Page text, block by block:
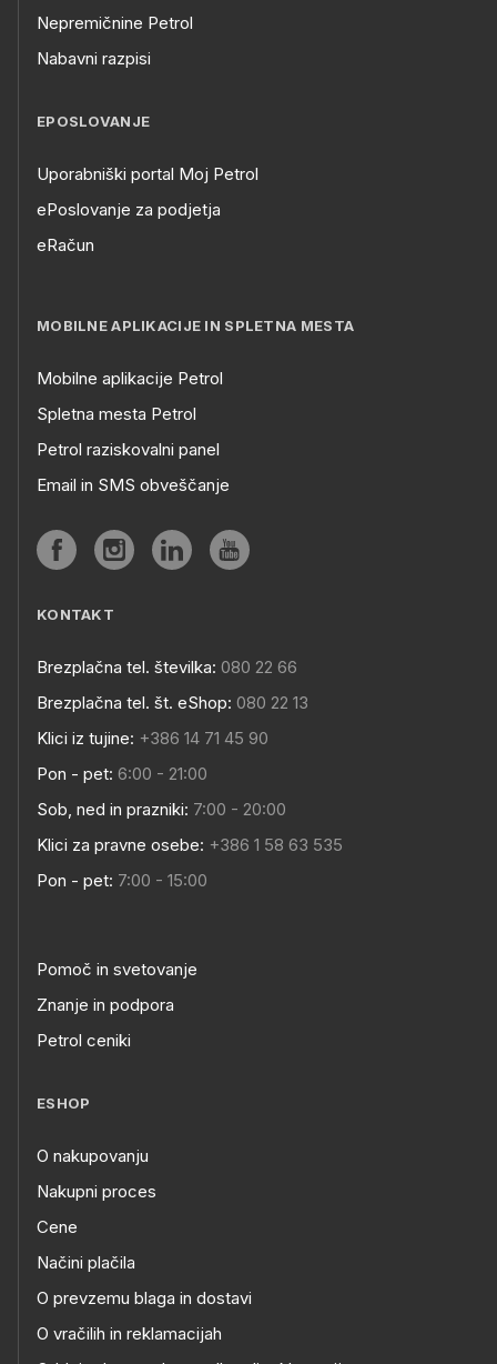
Nepremičnine Petrol
Nabavni razpisi
EPOSLOVANJE
Uporabniški portal Moj Petrol
ePoslovanje za podjetja
eRačun
MOBILNE APLIKACIJE IN SPLETNA MESTA
Mobilne aplikacije Petrol
Spletna mesta Petrol
Petrol raziskovalni panel
Email in SMS obveščanje
KONTAKT
Brezplačna tel. številka: 080 22 66
Brezplačna tel. št. eShop: 080 22 13
Klici iz tujine: +386 14 71 45 90
Pon - pet: 6:00 - 21:00
Sob, ned in prazniki: 7:00 - 20:00
Klici za pravne osebe: +386 1 58 63 535
Pon - pet: 7:00 - 15:00
Pomoč in svetovanje
Znanje in podpora
Petrol ceniki
ESHOP
O nakupovanju
Nakupni proces
Cene
Načini plačila
O prevzemu blaga in dostavi
O vračilih in reklamacijah